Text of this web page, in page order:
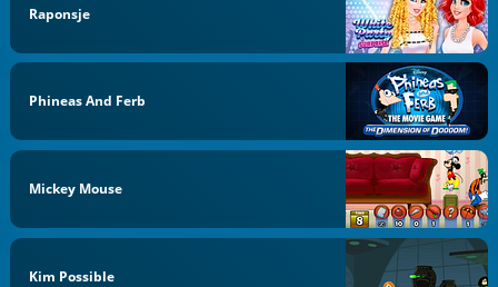
Raponsje
Phineas And Ferb
Mickey Mouse
Kim Possible